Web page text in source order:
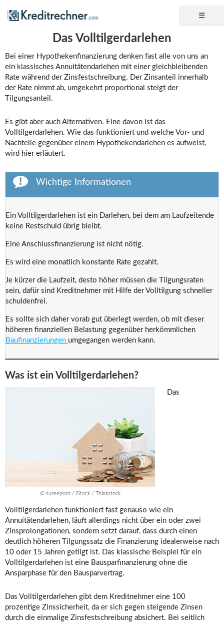
Das Volltilgerdarlehen
Bei einer Hypothekenfinanzierung denken fast alle von uns an
ein klassisches Annuitätendarlehen mit einer gleichbleibenden
Rate während der Zinsfestschreibung. Der Zinsanteil innerhalb
der Rate nimmt ab, umgekehrt proportional steigt der
Tilgungsanteil.
Es gibt aber auch Alternativen. Eine davon ist das
Volltilgerdarlehen. Wie das funktioniert und welche Vor- und
Nachteile gegenüber einem Hypothekendarlehen es aufweist,
wird hier erläutert.
Wichtige Informationen
Ein Volltilgerdarlehen ist ein Darlehen, bei dem am Laufzeitende
keine Restschuld übrig bleibt.
Eine Anschlussfinanzierung ist nicht nötig.
Es wird eine monatlich konstante Rate gezahlt.
Je kürzer die Laufzeit, desto höher müssen die Tilgungsraten
sein, dafür sind Kreditnehmer mit Hilfe der Volltilgung schneller
schuldenfrei.
Es sollte sich daher vorab gut überlegt werden, ob mit dieser
höheren finanziellen Belastung gegenüber herkömmlichen
Baufinanzierungen umgegangen werden kann.
Was ist ein Volltilgerdarlehen?
© sureeporn / iStock / Thinkstock
Das
Volltilgerdarlehen funktioniert fast genauso wie ein
Annuitätendarlehen, läuft allerdings nicht über ein oder zwei
Zinsprolongationen, sondern setzt darauf, dass durch einen
deutlich höheren Tilgungssatz die Finanzierung idealerweise nach
10 oder 15 Jahren getilgt ist. Das klassische Beispiel für ein
Volltilgerdarlehen ist eine Bausparfinanzierung ohne die
Ansparphase für den Bausparvertrag.
Das Volltilgerdarlehen gibt dem Kreditnehmer eine 100
prozentige Zinssicherheit, da er sich gegen steigende Zinsen
durch die einmalige Zinsfestschreibung absichert. Bei seitlich